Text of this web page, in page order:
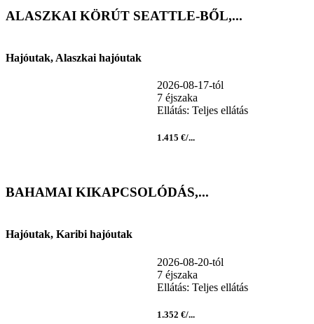
ALASZKAI KÖRÚT SEATTLE-BŐL,...
Hajóutak, Alaszkai hajóutak
2026-08-17-tól
7 éjszaka
Ellátás: Teljes ellátás
1.415 €/...
BAHAMAI KIKAPCSOLÓDÁS,...
Hajóutak, Karibi hajóutak
2026-08-20-tól
7 éjszaka
Ellátás: Teljes ellátás
1.352 €/...